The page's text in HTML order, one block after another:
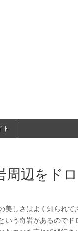
りご
ト
周辺をド
美しさはよく知られ
いう奇岩があるので